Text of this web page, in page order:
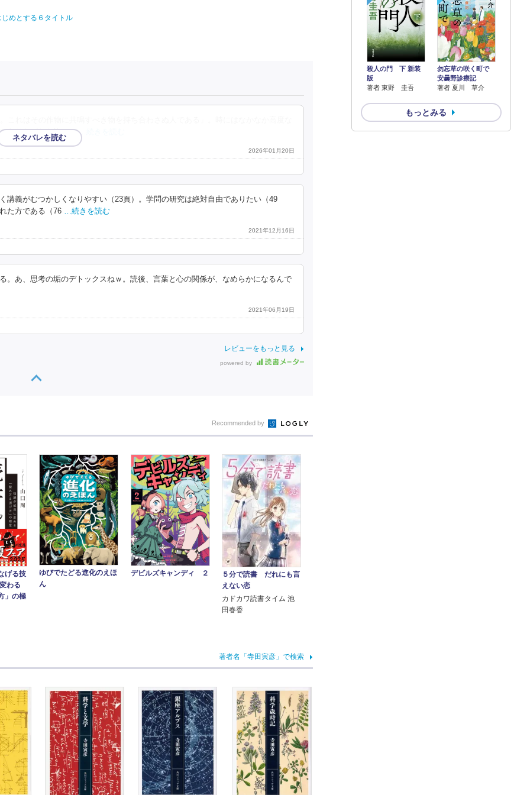
めとする６タイトル
ありながらも決して …続きを読む
2026年01月20日
講義がむつかしくなりやすい（23頁）。学問の研究は絶対自由でありたい（49
た方である（76 …続きを読む
2021年12月16日
。あ、思考の垢のデトックスねｗ。読後、言葉と心の関係が、なめらかになるんで
2021年06月19日
レビューをもっと見る
powered by
殺人の門 下 新装
版
著者 東野 圭吾
勿忘草の咲く町で
安曇野診療記
著者 夏川 草介
もっとみる
Recommended by
げる技
わる
」の極
ゆびでたどる進化のえほ
ん
デビルズキャンディ ２
５分で読書 だれにも言
えない恋
カドカワ読書タイム 池
田春香
著者名「寺田寅彦」で検索